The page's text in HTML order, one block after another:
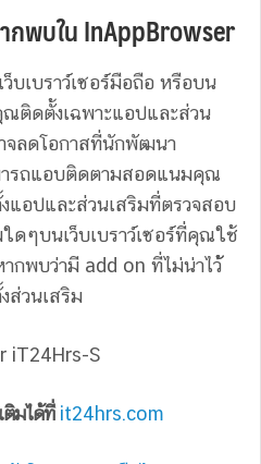
พบใน InAppBrowser
บเบราว์เซอร์มือถือ หรือบน
ติดตั้งเฉพาะแอปและส่วน
จลดโอกาสที่นักพัฒนา
รถแอบติดตามสอดแนมคุณ
แอปและส่วนเสริมที่ตรวจสอบ
ดๆบนเว็บเบราว์เซอร์ที่คุณใช้
กพบว่ามี add on ที่ไม่น่าไว้้
ส่วนเสริม
iT24Hrs-S
ติมได้ที่ it24hrs.com